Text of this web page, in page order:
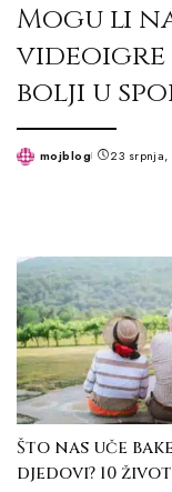
Mogu li
videoigre
bolji u
Postedmojblog 23
Što nas uče
djedovi? 10